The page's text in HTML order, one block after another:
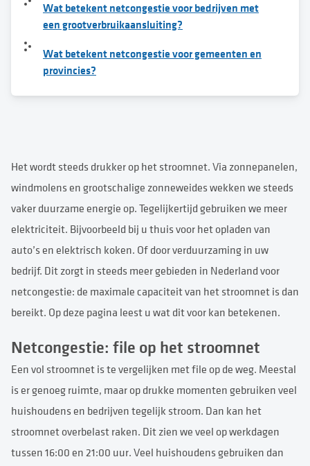
Wat betekent netcongestie voor bedrijven met
een grootverbruikaansluiting?
Wat betekent netcongestie voor gemeenten en
provincies?
Het wordt steeds drukker op het stroomnet. Via zonnepanelen,
windmolens en grootschalige zonneweides wekken we steeds
vaker duurzame energie op. Tegelijkertijd gebruiken we meer
elektriciteit. Bijvoorbeeld bij u thuis voor het opladen van
auto’s en elektrisch koken. Of door verduurzaming in uw
bedrijf. Dit zorgt in steeds meer gebieden in Nederland voor
netcongestie: de maximale capaciteit van het stroomnet is dan
bereikt. Op deze pagina leest u wat dit voor kan betekenen.
Netcongestie: file op het stroomnet
Een vol stroomnet is te vergelijken met file op de weg. Meestal
is er genoeg ruimte, maar op drukke momenten gebruiken veel
huishoudens en bedrijven tegelijk stroom. Dan kan het
stroomnet overbelast raken. Dit zien we veel op werkdagen
tussen 16:00 en 21:00 uur. Veel huishoudens gebruiken dan